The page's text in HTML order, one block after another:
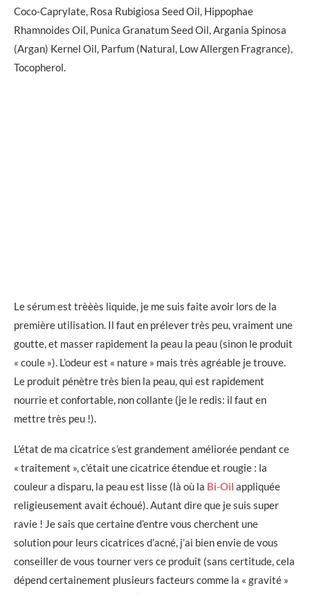
Coco-Caprylate, Rosa Rubigiosa Seed Oil, Hippophae
Rhamnoides Oil, Punica Granatum Seed Oil, Argania Spinosa
(Argan) Kernel Oil, Parfum (Natural, Low Allergen Fragrance),
Tocopherol.
Le sérum est trèèès liquide, je me suis faite avoir lors de la
première utilisation. Il faut en prélever très peu, vraiment une
goutte, et masser rapidement la peau la peau (sinon le produit
« coule »). L’odeur est « nature » mais très agréable je trouve.
Le produit pénètre très bien la peau, qui est rapidement
nourrie et confortable, non collante (je le redis: il faut en
mettre très peu !).
L’état de ma cicatrice s’est grandement améliorée pendant ce
« traitement », c’était une cicatrice étendue et rougie : la
couleur a disparu, la peau est lisse (là où la Bi-Oil appliquée
religieusement avait échoué). Autant dire que je suis super
ravie ! Je sais que certaine d’entre vous cherchent une
solution pour leurs cicatrices d’acné, j’ai bien envie de vous
conseiller de vous tourner vers ce produit (sans certitude, cela
dépend certainement plusieurs facteurs comme la « gravité »